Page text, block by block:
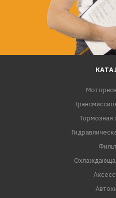
Тормозная